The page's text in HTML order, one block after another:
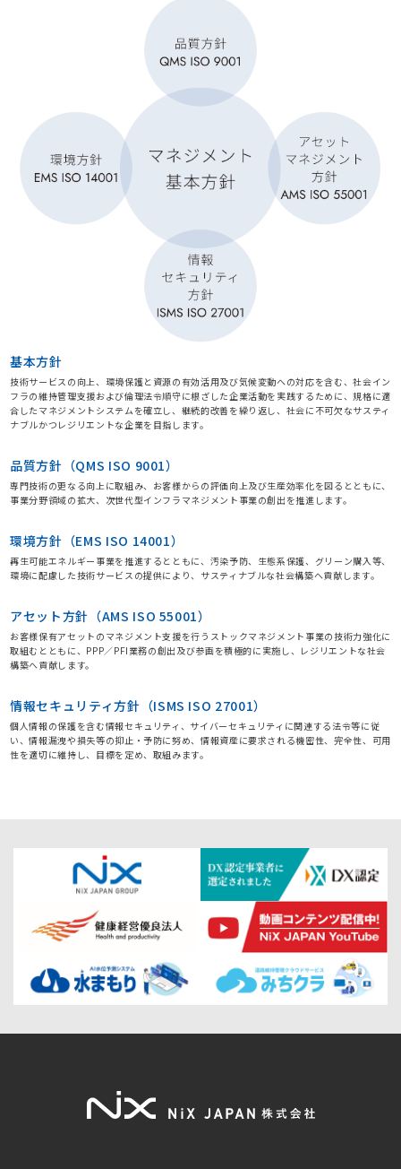
基本方針
技術サービスの向上、環境保護と資源の有効活用及び気候変動ヘの対応を含む、社会イン
フラの維持管理支援および倫理法令順守に根ざした企業活動を実践するために、規格に適
合したマネジメントシステムを確立し、継続的改善を繰り返し、社会に不可欠なサスティ
ナブルかつレジリエントな企業を目指します。
品質方針（QMS ISO 9001）
専門技術の更なる向上に取組み、お客様からの評価向上及び生産効率化を図るとともに、
事業分野領域の拡大、次世代型インフラマネジメント事業の創出を推進します。
環境方針（EMS ISO 14001）
再生可能エネルギー事業を推進するとともに、汚染予防、生態系保護、グリーン購入等、
環境に配慮した技術サービスの提供により、サスティナブルな社会構築へ貢献します。
アセット方針（AMS ISO 55001）
お客様保有アセットのマネジメント支援を行うストックマネジメント事業の技術力強化に
取組むとともに、PPP／PFI業務の創出及び参画を積極的に実施し、レジリエントな社会
構築へ貢献します。
情報セキュリティ方針（ISMS ISO 27001）
個人情報の保護を含む情報セキュリティ、サイバーセキュリティに関連する法令等に従
い、情報漏洩や損失等の抑止・予防に努め、情報資産に要求される機密性、完全性、可用
性を適切に維持し、目標を定め、取組みます。